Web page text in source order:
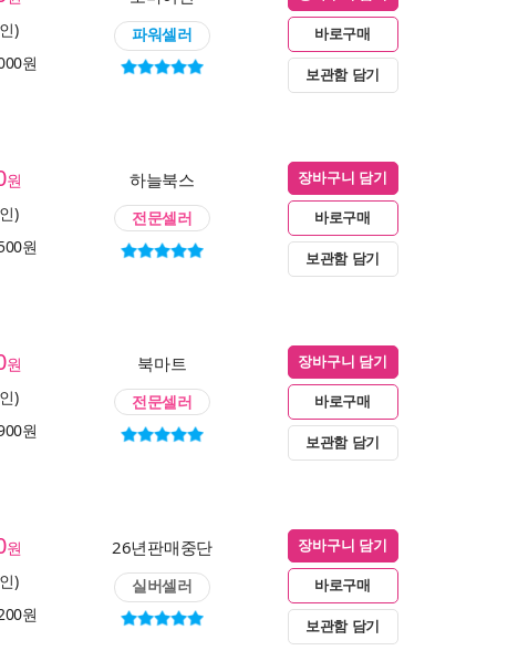
)
원
파워셀러 바로구매
보관함 담기
원
)
원
하늘북스
전문셀러
장바구니 담기
바로구매
보관함 담기
원
)
원
북마트
전문셀러
장바구니 담기
바로구매
보관함 담기
원
)
원
26년판매중단
실버셀러
장바구니 담기
바로구매
보관함 담기